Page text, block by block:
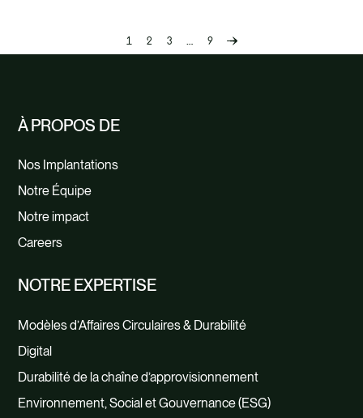
1 2 3
9
Previous
À PROPOS DE
Nos Implantations
Notre Équipe
Notre impact
Careers
NOTRE EXPERTISE
Modèles d’Affaires Circulaires & Durabilité
Digital
Durabilité de la chaîne d’approvisionnement
Environnement, Social et Gouvernance (ESG)